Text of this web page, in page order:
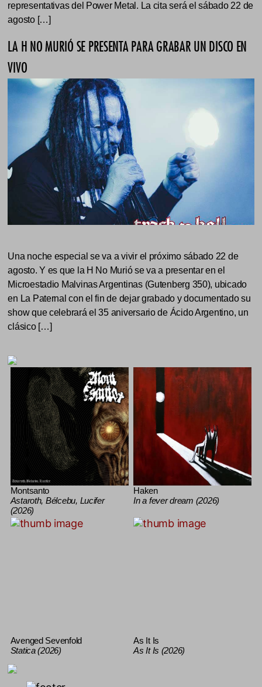
representativas del Power Metal. La cita será el sábado 22 de
agosto […]
LA H NO MURIÓ SE PRESENTA PARA GRABAR UN DISCO EN
VIVO
Una noche especial se va a vivir el próximo sábado 22 de
agosto. Y es que la H No Murió se va a presentar en el
Microestadio Malvinas Argentinas (Gutenberg 350), ubicado
en La Paternal con el fin de dejar grabado y documentado su
show que celebrará el 35 aniversario de Ácido Argentino, un
clásico […]
Montsanto
Astaroth, Bélcebu, Lucifer
(2026)
Haken
In a fever dream (2026)
Avenged Sevenfold
Statica (2026)
As It Is
As It Is (2026)